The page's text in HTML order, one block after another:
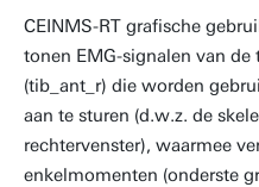
CEINMS-RT grafische
tonen EMG-signalen van de
(tib_ant_r) die worden
aan te sturen (d.w.z. de
rechtervenster), waarmee
enkelmomenten (onderste